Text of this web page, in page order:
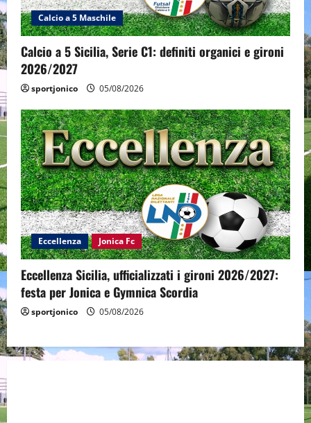
Calcio a 5 Maschile
Calcio a 5 Sicilia, Serie C1: definiti organici e gironi
2026/2027
sportjonico 05/08/2026
Eccellenza Jonica Fc
Eccellenza Sicilia, ufficializzati i gironi 2026/2027:
festa per Jonica e Gymnica Scordia
sportjonico 05/08/2026